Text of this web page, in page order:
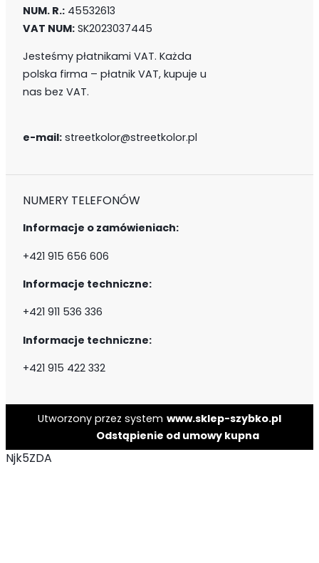
NUM. R.: 45532613
VAT NUM: SK2023037445
Jesteśmy płatnikami VAT. Każda
polska firma – płatnik VAT, kupuje u
nas bez VAT.
e-mail: streetkolor@streetkolor.pl
NUMERY TELEFONÓW
Informacje o zamówieniach:
+421 915 656 606
Informacje techniczne:
+421 911 536 336
Informacje techniczne:
+421 915 422 332
Utworzony przez system www.sklep-szybko.pl
Odstąpienie od umowy kupna
Njk5ZDA